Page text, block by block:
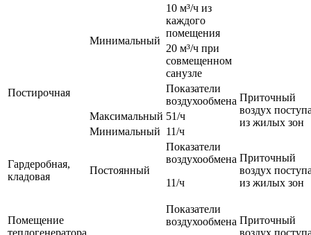
Минимальный
10 м³/ч из
каждого
помещения
20 м³/ч при
совмещенном
санузле
Постирочная
Показатели
воздухообмена Приточный
воздух
из жилых зон
Максимальный 51/ч
Минимальный 11/ч
Гардеробная,
кладовая
Постоянный
Показатели
воздухообмена
11/ч
Приточный
воздух
из жилых зон
Помещение
Показатели
воздухообмена Приточный